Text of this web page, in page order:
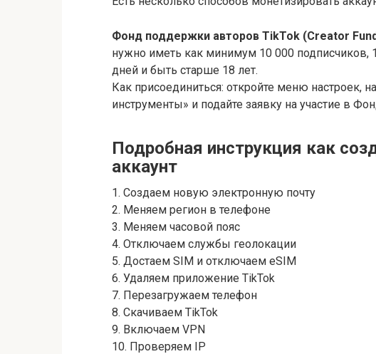
Фонд поддержки авторов TikTok (Creator
нужно иметь как минимум 10 000 подписчиков,
дней и быть старше 18 лет.
Как присоединиться: откройте меню настроек,
инструменты» и подайте заявку на участие в
Подробная инструкция как
аккаунт
1. Создаем новую электронную почту
2. Меняем регион в телефоне
3. Меняем часовой пояс
4. Отключаем службы геолокации
5. Достаем SIM и отключаем eSIM
6. Удаляем приложение TikTok
7. Перезагружаем телефон
8. Скачиваем TikTok
9. Включаем VPN
10. Проверяем IP